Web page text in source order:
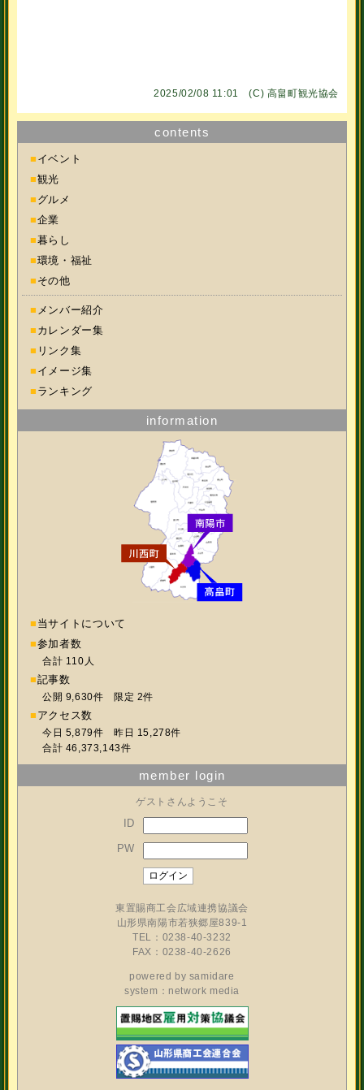
2025/02/08 11:01 (C) 高畠町観光協会
contents
■ イベント
■観光
■ グルメ
■企業
■暮らし
■環境・福祉
■ その他
■ メンバー紹介
■ カレンダー集
■ リンク集
■ イメージ集
■ ランキング
information
■ 当サイトについて
■参加者数
合計 110人
■記事数
公開 9,630件 限定 2件
■ アクセス数
今日 5,879件 昨日 15,278件
合計 46,373,143件
member login
ゲストさんようこそ
ID
PW
東置賜商工会広域連携協議会
山形県南陽市若狭郷屋839-1
TEL：0238-40-3232
FAX：0238-40-2626
powered by samidare
system：network media